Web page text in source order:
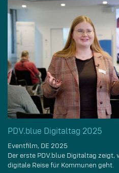
PDV.blue Digitaltag 2025
Eventfilm, DE 2025
Der erste PDV.blue Digitaltag zeigt,
digitale Reise für Kommunen geht.